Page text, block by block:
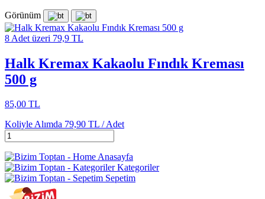
Görünüm
8 Adet üzeri 79,9 TL
Halk Kremax Kakaolu Fındık Kreması
500 g
85,00 TL
Koliyle Alımda 79,90 TL /Adet
Anasayfa
Kategoriler
Sepetim